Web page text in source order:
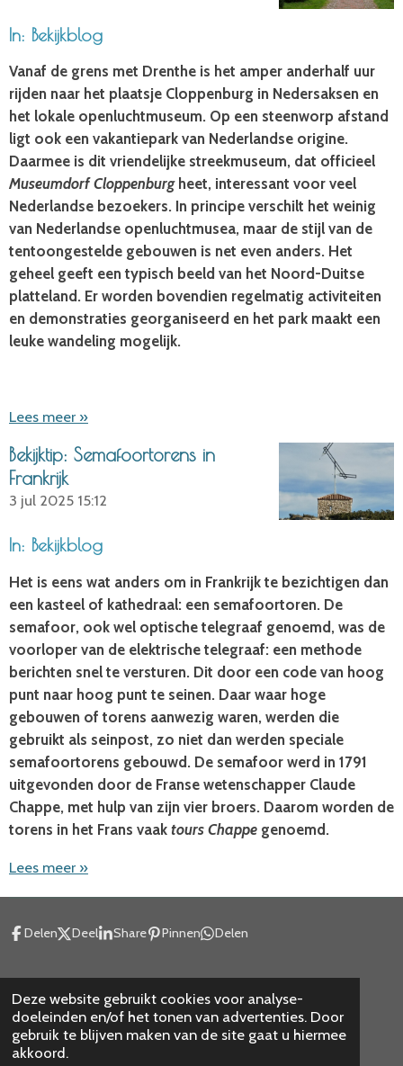
Deze website gebruikt cookies voor analyse-
doeleinden en/of het tonen van advertenties. Door
gebruik te blijven maken van de site gaat u hiermee
akkoord.
In: Bekijkblog
Vanaf de grens met Drenthe is het amper anderhalf uur
rijden naar het plaatsje Cloppenburg in Nedersaksen en
het lokale openluchtmuseum. Op een steenworp afstand
ligt ook een vakantiepark van Nederlandse origine.
Daarmee is dit vriendelijke streekmuseum, dat officieel
Museumdorf Cloppenburgheet, interessant voor veel
Nederlandse bezoekers. In principe verschilt het weinig
van Nederlandse openluchtmusea, maar de stijl van de
tentoongestelde gebouwen is net even anders. Het
geheel geeft een typisch beeld van het Noord-Duitse
platteland. Er worden bovendien regelmatig activiteiten
en demonstraties georganiseerd en het park maakt een
leuke wandeling mogelijk.
Lees meer »
Bekijktip: Semafoortorens in
Frankrijk
3 jul 2025 15:12
In: Bekijkblog
Het is eens wat anders om in Frankrijk te bezichtigen dan
een kasteel of kathedraal: een semafoortoren. De
semafoor, ook wel optische telegraaf genoemd, was de
voorloper van de elektrische telegraaf: een methode
berichten snel te versturen. Dit door een code van hoog
punt naar hoog punt te seinen. Daar waar hoge
gebouwen of torens aanwezig waren, werden die
gebruikt als seinpost, zo niet dan werden speciale
semafoortorens gebouwd. De semafoor werd in 1791
uitgevonden door de Franse wetenschapper Claude
Chappe, met hulp van zijn vier broers. Daarom worden de
torens in het Frans vaak tours Chappe genoemd.
Lees meer »
Delen Deel Share Pinnen Delen
Copyright
Disclaimer en cookies